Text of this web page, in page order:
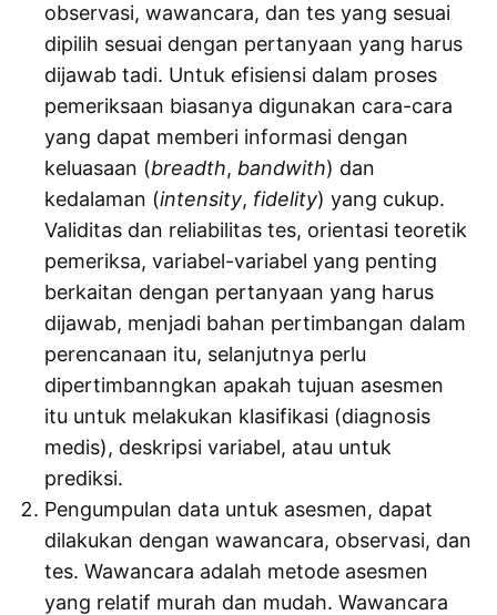
observasi, wawancara, dan tes yang sesuai
dipilih sesuai dengan pertanyaan yang harus
dijawab tadi. Untuk efisiensi dalam proses
pemeriksaan biasanya digunakan cara-cara
yang dapat memberi informasi dengan
keluasaan (breadth, bandwith) dan
kedalaman (intensity, fidelity) yang cukup.
Validitas dan reliabilitas tes, orientasi teoretik
pemeriksa, variabel-variabel yang penting
berkaitan dengan pertanyaan yang harus
dijawab, menjadi bahan pertimbangan dalam
perencanaan itu, selanjutnya perlu
dipertimbanngkan apakah tujuan asesmen
itu untuk melakukan klasifikasi (diagnosis
medis), deskripsi variabel, atau untuk
prediksi.
Pengumpulan data untuk asesmen, dapat
dilakukan dengan wawancara, observasi, dan
tes. Wawancara adalah metode asesmen
yang relatif murah dan mudah. Wawancara